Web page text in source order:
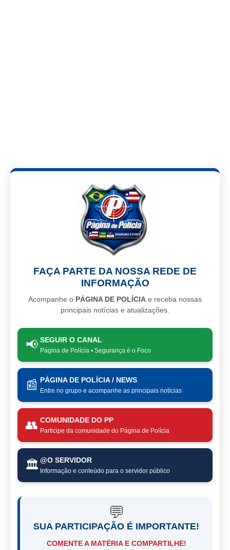
FAÇA PARTE DA NOSSA REDE DE
INFORMAÇÃO
Acompanhe o PÁGINA DE POLÍCIA e receba nossas
principais notícias e atualizações.
📢 SEGUIR O CANAL
Página de Polícia • Segurança é o Foco
📰 PÁGINA DE POLÍCIA / NEWS
Entre no grupo e acompanhe as principais notícias
👥 COMUNIDADE DO PP
Participe da comunidade do Página de Polícia
🏛️ @O SERVIDOR
Informação e conteúdo para o servidor público
💬
SUA PARTICIPAÇÃO É IMPORTANTE!
COMENTE A MATÉRIA E COMPARTILHE!